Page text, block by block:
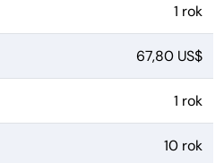
1 rok
67,80 US$
1 rok
10 rok